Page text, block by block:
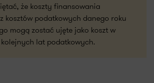
że koszty finansowania
kosztów podatkowych danego roku
mogą zostać ujęte jako koszt w
lat podatkowych.